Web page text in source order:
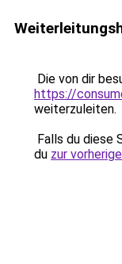
Die von dir
https://
weiterzuleiten.
Falls du diese
du zur